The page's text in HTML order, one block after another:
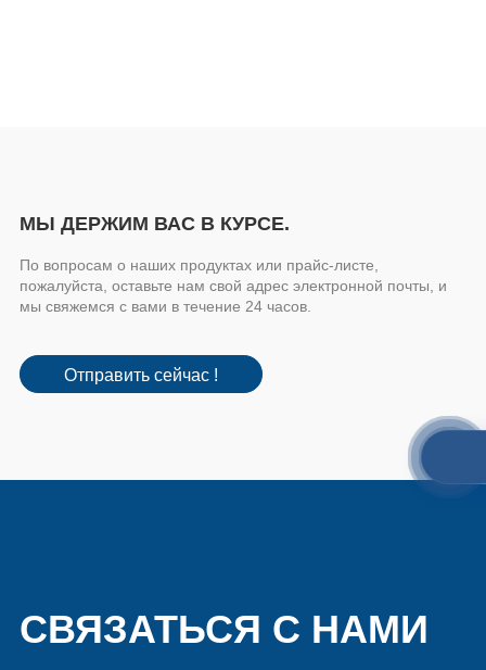
МЫ ДЕРЖИМ ВАС В КУРСЕ.
По вопросам о наших продуктах или прайс-листе,
пожалуйста, оставьте нам свой адрес электронной почты, и
мы свяжемся с вами в течение 24 часов.
Отправить сейчас !
СВЯЗАТЬСЯ С НАМИ